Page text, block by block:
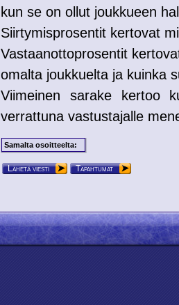
kun se on ollut joukkueen
Siirtymisprosentit kertovat
Vastaanottoprosentit
omalta joukkuelta ja kuinka
Viimeinen sarake kertoo
verrattuna vastustajalle
Samalta osoitteelta:
Lähetä viesti Tapahtumat